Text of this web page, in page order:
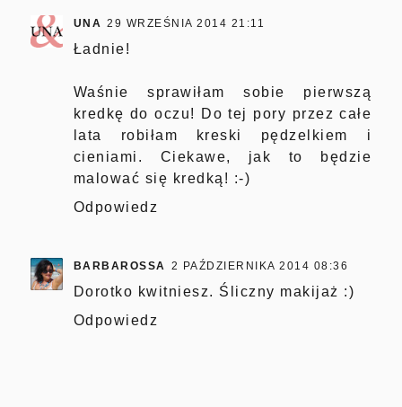
UNA 29 WRZEŚNIA 2014 21:11
Ładnie!
Waśnie sprawiłam sobie pierwszą
kredkę do oczu! Do tej pory przez całe
lata robiłam kreski pędzelkiem i
cieniami. Ciekawe, jak to będzie
malować się kredką! :-)
Odpowiedz
BARBAROSSA 2 PAŹDZIERNIKA 2014 08:36
Dorotko kwitniesz. Śliczny makijaż :)
Odpowiedz